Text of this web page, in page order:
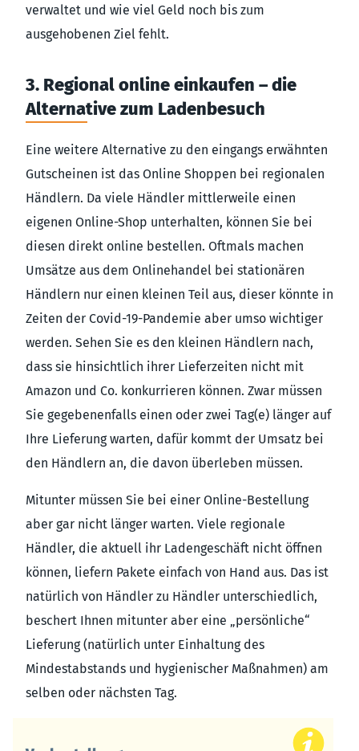
verwaltet und wie viel Geld noch bis zum
ausgehobenen Ziel fehlt.
3. Regional online einkaufen – die
Alternative zum Ladenbesuch
Eine weitere Alternative zu den eingangs erwähnten
Gutscheinen ist das Online Shoppen bei regionalen
Händlern. Da viele Händler mittlerweile einen
eigenen Online-Shop unterhalten, können Sie bei
diesen direkt online bestellen. Oftmals machen
Umsätze aus dem Onlinehandel bei stationären
Händlern nur einen kleinen Teil aus, dieser könnte in
Zeiten der Covid-19-Pandemie aber umso wichtiger
werden. Sehen Sie es den kleinen Händlern nach,
dass sie hinsichtlich ihrer Lieferzeiten nicht mit
Amazon und Co. konkurrieren können. Zwar müssen
Sie gegebenenfalls einen oder zwei Tag(e) länger auf
Ihre Lieferung warten, dafür kommt der Umsatz bei
den Händlern an, die davon überleben müssen.
Mitunter müssen Sie bei einer Online-Bestellung
aber gar nicht länger warten. Viele regionale
Händler, die aktuell ihr Ladengeschäft nicht öffnen
können, liefern Pakete einfach von Hand aus. Das ist
natürlich von Händler zu Händler unterschiedlich,
beschert Ihnen mitunter aber eine „persönliche“
Lieferung (natürlich unter Einhaltung des
Mindestabstands und hygienischer Maßnahmen) am
selben oder nächsten Tag.